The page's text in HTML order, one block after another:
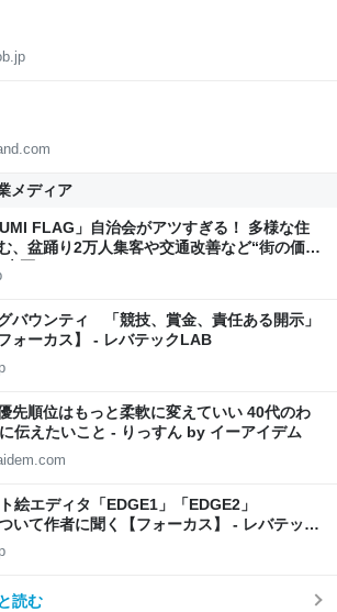
メディア
FLAG」自治会がアツすぎる！ 多様な住
、盆踊り2万人集客や交通改善など“街の価値
区
バウンティ 「競技、賞金、責任ある開示」
ォーカス】 - レバテックLAB
先順位はもっと柔軟に変えていい 40代のわ
伝えたいこと - りっすん by イーアイデム
絵エディタ「EDGE1」「EDGE2」
いて作者に聞く【フォーカス】 - レバテック
読む